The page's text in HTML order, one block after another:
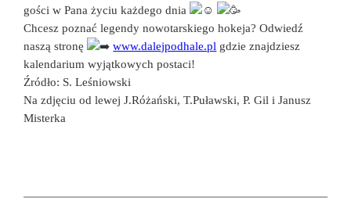
gości w Pana życiu każdego dnia
Chcesz poznać legendy nowotarskiego hokeja? Odwiedź
naszą stronę
www.dalejpodhale.pl gdzie znajdziesz
kalendarium wyjątkowych postaci!
Źródło: S. Leśniowski
Na zdjęciu od lewej J.Różański, T.Puławski, P. Gil i Janusz
Misterka